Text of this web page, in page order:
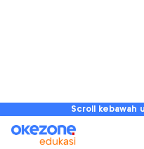
Scroll kebawah